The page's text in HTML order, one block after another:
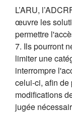
L’ARU,
œuvre les
permettre
7. Ils pourront
limiter une
interrompre
celui-ci, afin de
modifications
jugée